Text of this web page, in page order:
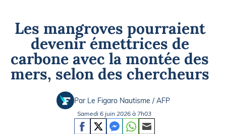
Les mangroves pourraient
devenir émettrices de
carbone avec la montée des
mers, selon des chercheurs
Par Le Figaro Nautisme / AFP
Samedi 6 juin 2026 à 7h03